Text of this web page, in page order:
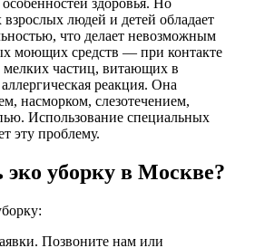
здоровья. Но
людей и детей обладает
что делает невозможным
моющих средств — при контакте
частиц, витающих в
реакция. Она
насморком, слезотечением,
Использование специальных
эту проблему.
эко уборку в Москве?
Позвоните нам или